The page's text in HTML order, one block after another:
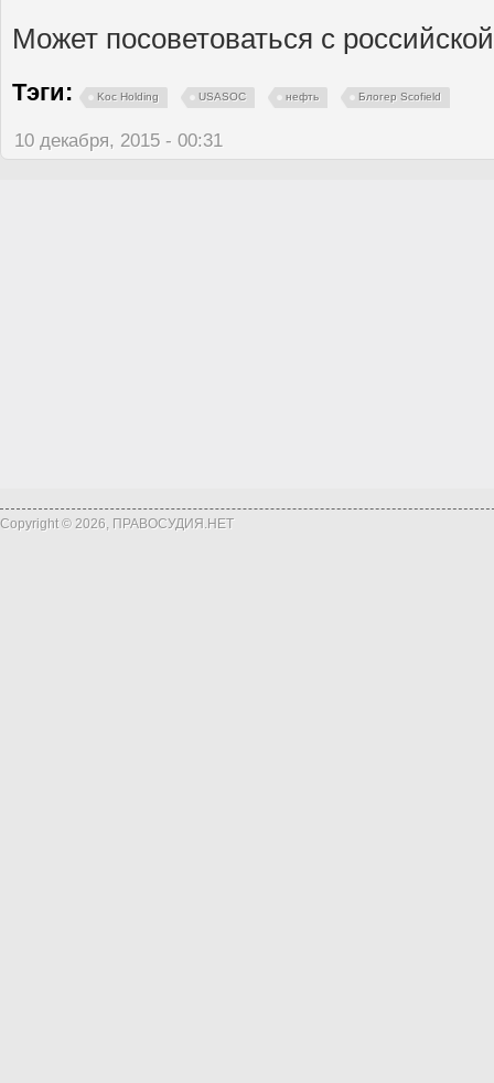
Может посоветоваться с
Тэги: Koc Holding USASOC нефть Блогер Scofield
10 декабря, 2015 - 00:31
Copyright © 2026, ПРАВОСУДИЯ.НЕТ